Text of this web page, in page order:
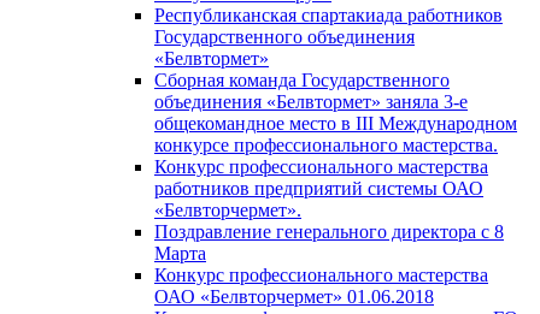
Республиканская спартакиада работников
Государственного объединения
«Белвтормет»
Сборная команда Государственного
объединения «Белвтормет» заняла 3-е
общекомандное место в III Международном
конкурсе профессионального мастерства.
Конкурс профессионального мастерства
работников предприятий системы ОАО
«Белвторчермет».
Поздравление генерального директора с 8
Марта
Конкурс профессионального мастерства
ОАО «Белвторчермет» 01.06.2018